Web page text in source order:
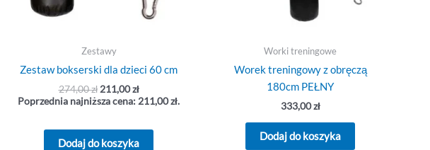
Zestawy
Zestaw bokserski dla dzieci 60 cm
274,00zł 211,00zł
Poprzednia najniższa cena: 211,00zł.
Dodaj do koszyka
Worki treningowe
Worek treningowy z obręczą
180cm PEŁNY
333,00zł
Dodaj do koszyka